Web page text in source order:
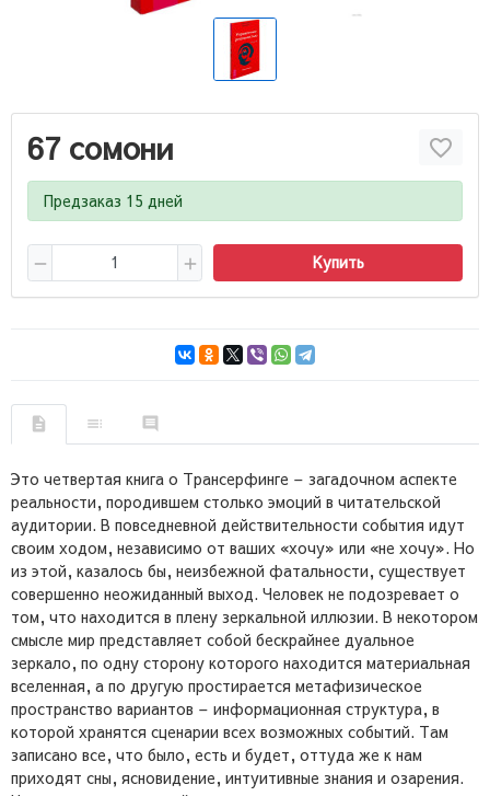
67 сомони
Предзаказ 15 дней
Купить
Это четвертая книга о Трансерфинге – загадочном аспекте
реальности, породившем столько эмоций в читательской
аудитории. В повседневной действительности события идут
своим ходом, независимо от ваших «хочу» или «не хочу». Но
из этой, казалось бы, неизбежной фатальности, существует
совершенно неожиданный выход. Человек не подозревает о
том, что находится в плену зеркальной иллюзии. В некотором
смысле мир представляет собой бескрайнее дуальное
зеркало, по одну сторону которого находится материальная
вселенная, а по другую простирается метафизическое
пространство вариантов – информационная структура, в
которой хранятся сценарии всех возможных событий. Там
записано все, что было, есть и будет, оттуда же к нам
приходят сны, ясновидение, интуитивные знания и озарения.